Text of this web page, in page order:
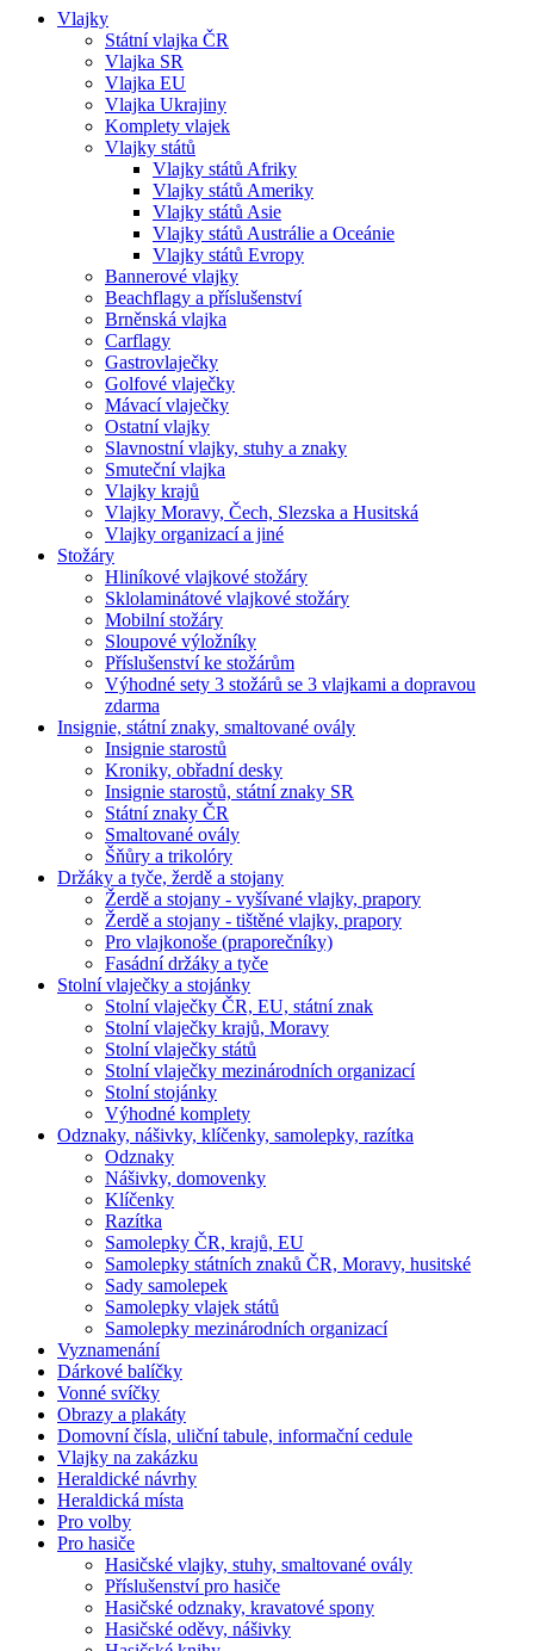
Hlavní
navigace
Vlajky
Státní vlajka ČR
Vlajka SR
Vlajka EU
Vlajka Ukrajiny
Komplety vlajek
Vlajky států
Vlajky států Afriky
Vlajky států Ameriky
Vlajky států Asie
Vlajky států Austrálie a Oceánie
Vlajky států Evropy
Bannerové vlajky
Beachflagy a příslušenství
Brněnská vlajka
Carflagy
Gastrovlaječky
Golfové vlaječky
Mávací vlaječky
Ostatní vlajky
Slavnostní vlajky, stuhy a znaky
Smuteční vlajka
Vlajky krajů
Vlajky Moravy, Čech, Slezska a Husitská
Vlajky organizací a jiné
Stožáry
Hliníkové vlajkové stožáry
Sklolaminátové vlajkové stožáry
Mobilní stožáry
Sloupové výložníky
Příslušenství ke stožárům
Výhodné sety 3 stožárů se 3 vlajkami a dopravou
zdarma
Insignie, státní znaky, smaltované ovály
Insignie starostů
Kroniky, obřadní desky
Insignie starostů, státní znaky SR
Státní znaky ČR
Smaltované ovály
Šňůry a trikolóry
Držáky a tyče, žerdě a stojany
Žerdě a stojany - vyšívané vlajky, prapory
Žerdě a stojany - tištěné vlajky, prapory
Pro vlajkonoše (praporečníky)
Fasádní držáky a tyče
Stolní vlaječky a stojánky
Stolní vlaječky ČR, EU, státní znak
Stolní vlaječky krajů, Moravy
Stolní vlaječky států
Stolní vlaječky mezinárodních organizací
Stolní stojánky
Výhodné komplety
Odznaky, nášivky, klíčenky, samolepky, razítka
Odznaky
Nášivky, domovenky
Klíčenky
Razítka
Samolepky ČR, krajů, EU
Samolepky státních znaků ČR, Moravy, husitské
Sady samolepek
Samolepky vlajek států
Samolepky mezinárodních organizací
Vyznamenání
Dárkové balíčky
Vonné svíčky
Obrazy a plakáty
Domovní čísla, uliční tabule, informační cedule
Vlajky na zakázku
Heraldické návrhy
Heraldická místa
Pro volby
Pro hasiče
Hasičské vlajky, stuhy, smaltované ovály
Příslušenství pro hasiče
Hasičské odznaky, kravatové spony
Hasičské oděvy, nášivky